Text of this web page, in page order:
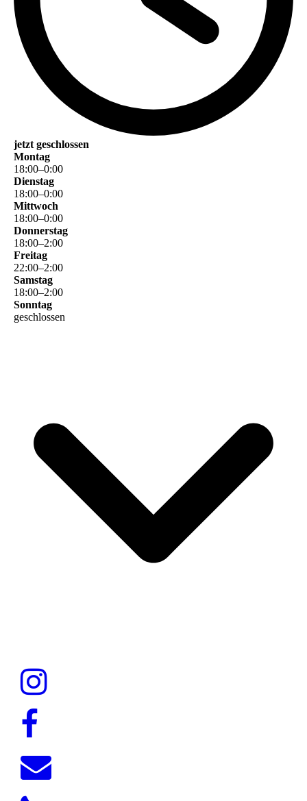
jetzt geschlossen
Montag
18:00–0:00
Dienstag
18:00–0:00
Mittwoch
18:00–0:00
Donnerstag
18:00–2:00
Freitag
22:00–2:00
Samstag
18:00–2:00
Sonntag
geschlossen